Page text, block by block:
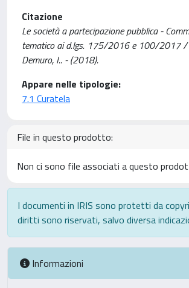
Citazione
Le società a partecipazione pubblica -
tematico ai d.lgs. 175/2016 e 100/2017 /
Demuro, I.. - (2018).
Appare nelle tipologie:
7.1 Curatela
File in questo prodotto:
Non ci sono file associati a questo
I documenti in IRIS sono protetti da
diritti sono riservati, salvo diversa
Informazioni